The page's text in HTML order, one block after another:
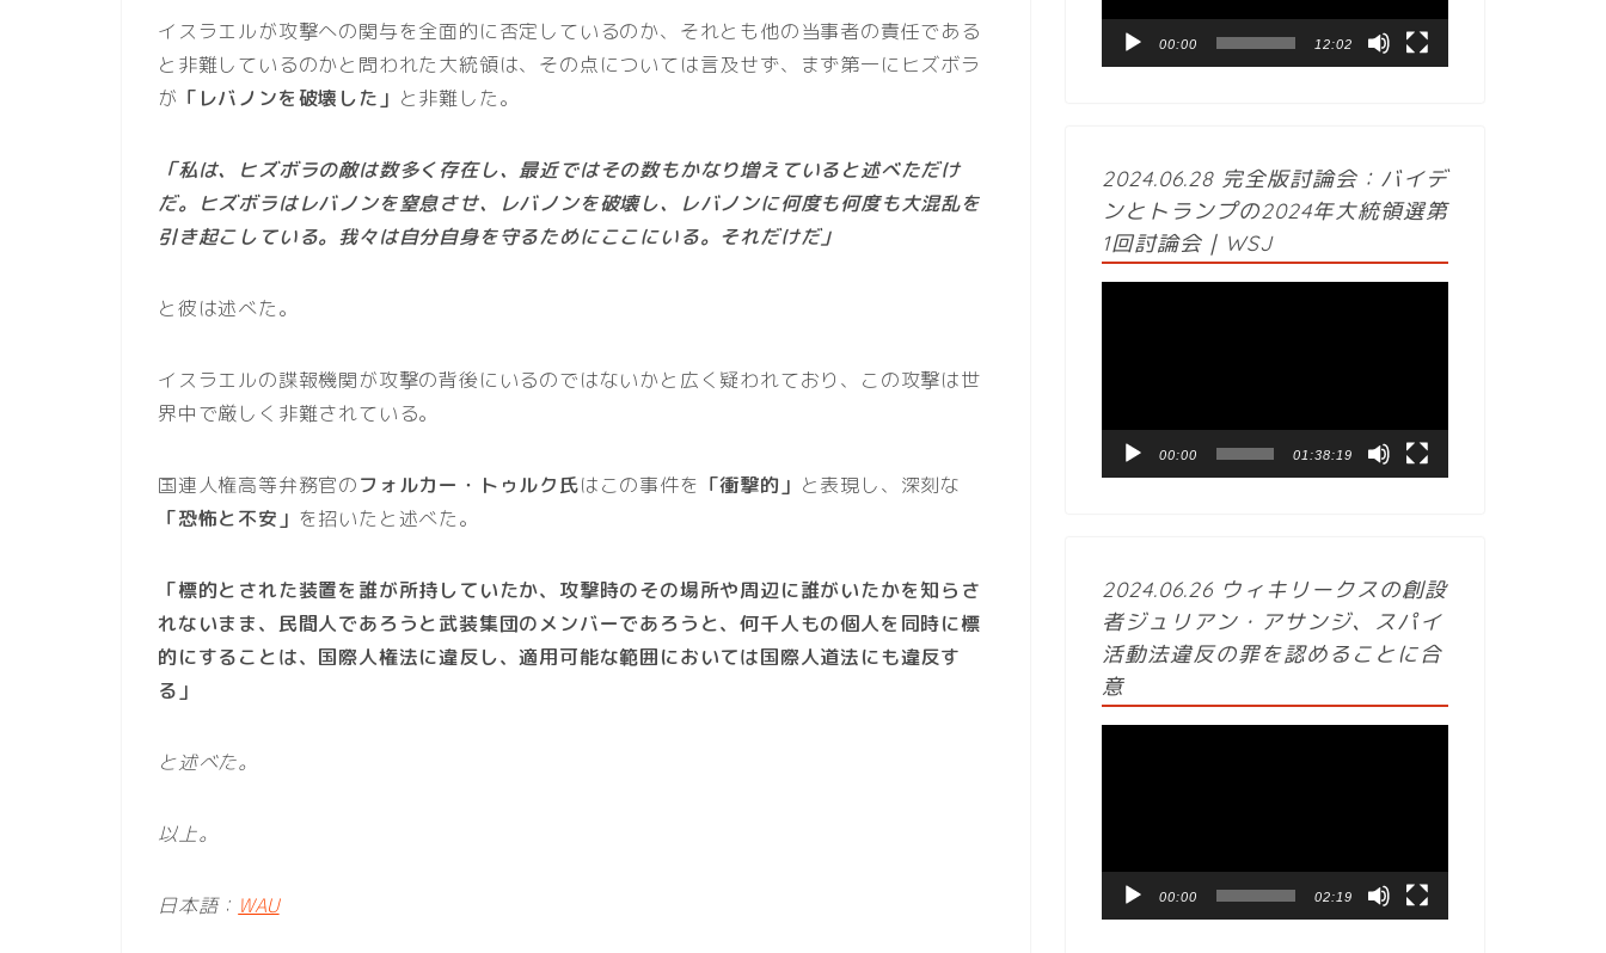
イスラエルが攻撃への関与を全面的に否定しているのか、それとも他の当事者の責任である
と非難しているのかと問われた大統領は、その点については言及せず、まず第一にヒズボラ
が 「レバノンを破壊した」 と非難した。
「私は、ヒズボラの敵は数多く存在し、最近ではその数もかなり増えていると述べただけ
だ。ヒズボラはレバノンを窒息させ、レバノンを破壊し、レバノンに何度も何度も大混乱を
引き起こしている。我々は自分自身を守るためにここにいる。それだけだ」
と彼は述べた。
イスラエルの諜報機関が攻撃の背後にいるのではないかと広く疑われており、この攻撃は世
界中で厳しく非難されている。
国連人権高等弁務官のフォルカー・トゥルク氏はこの事件を 「衝撃的」 と表現し、深刻な
「恐怖と不安」 を招いたと述べた。
「標的とされた装置を誰が所持していたか、攻撃時のその場所や周辺に誰がいたかを知らさ
れないまま、民間人であろうと武装集団のメンバーであろうと、何千人もの個人を同時に標
的にすることは、国際人権法に違反し、適用可能な範囲においては国際人道法にも違反す
る」
と述べた。
以上。
日本語： WAU
ヤ
00:00 12:02
2024.06.28 完全版討論会：バイデ
ンとトランプの2024年大統領選第
1回討論会｜WSJ
ヤ
00:00 01:38:19
2024.06.26 ウィキリークスの創設
者ジュリアン・アサンジ、スパイ
活動法違反の罪を認めることに合
意
ヤ
00:00 02:19